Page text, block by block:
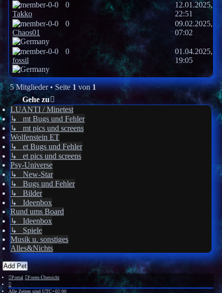
Takko
0
12.01.2025,
22:51
Chaos01
0
09.02.2025,
07:02
fossil
0
01.04.2025,
19:05
5 Mitglieder • Seite1von1
Gehe zu
LUANTI / Minetest
↳ mt Bugs und Fehler
↳ mt pics und screens
Wolfenstein ET
↳ et Bugs und Fehler
↳ et pics und screens
Psy-Universe
↳ New-Star
↳ Bugs und Fehler
↳ Bilder
↳ Ideenbox
Rund ums Board
↳ Ideenbox
↳ Spiele
Musik u. sonstiges
Alles&Nichts
Add Pet
Portal Foren-Übersicht
Alle Zeiten sind UTC+02:00